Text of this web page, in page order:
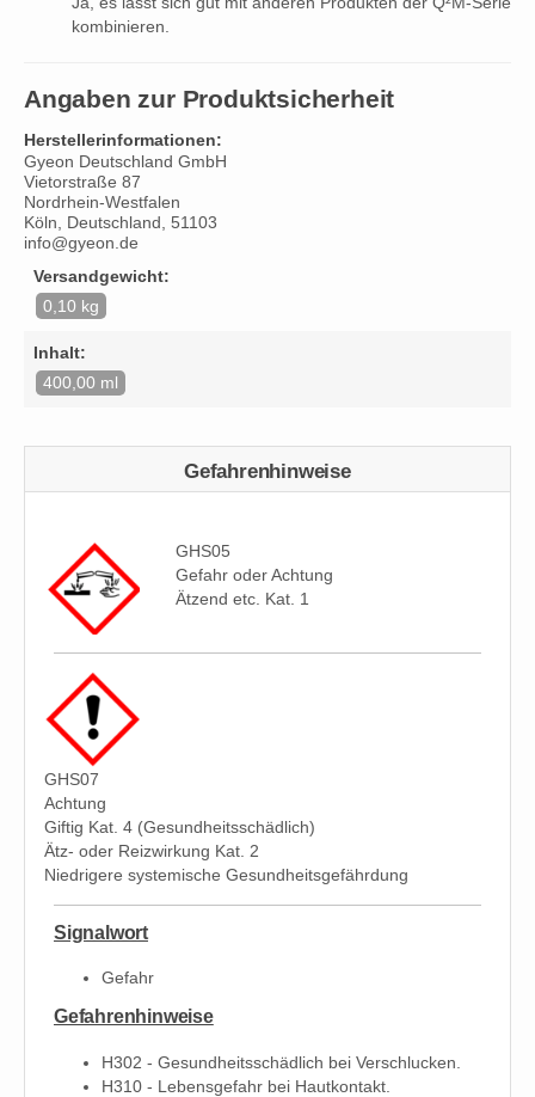
kombinieren.
Angaben zur Produktsicherheit
Herstellerinformationen:
Gyeon Deutschland GmbH
Vietorstraße 87
Nordrhein-Westfalen
Köln, Deutschland, 51103
info@gyeon.de
Versandgewicht:
0,10 kg
Inhalt:
400,00 ml
Gefahrenhinweise
GHS05
Gefahr oder Achtung
Ätzend etc. Kat. 1
GHS07
Achtung
Giftig Kat. 4 (Gesundheitsschädlich)
Ätz- oder Reizwirkung Kat. 2
Niedrigere systemische Gesundheitsgefährdung
Signalwort
Gefahr
Gefahrenhinweise
H302 - Gesundheitsschädlich bei Verschlucken.
H310 - Lebensgefahr bei Hautkontakt.